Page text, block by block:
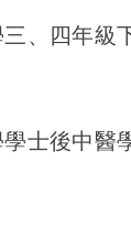
、四年級
士後中醫